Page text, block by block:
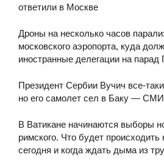
ответили в Москве
Дроны на несколько часов
московского аэропорта, куда
иностранные делегации на
Президент Сербии Вучич все-
но его самолет сел в Баку — СМИ
В Ватикане начинаются выборы
римского. Что будет происходить
сегодня и когда ждать дыма из